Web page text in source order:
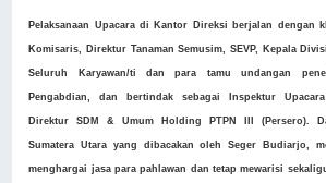
Pelaksanaan Upacara di Kantor Direksi berjalan dengan
Komisaris, Direktur Tanaman Semusim, SEVP, Kepala
Seluruh Karyawan/ti dan para tamu undangan
Pengabdian, dan bertindak sebagai Inspektur
Direktur SDM & Umum Holding PTPN III (Persero).
Sumatera Utara yang dibacakan oleh Seger Budiarjo,
menghargai jasa para pahlawan dan tetap mewarisi